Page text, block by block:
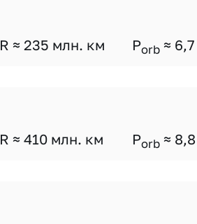
R ≈ 235 млн. км Porb ≈ 6,7
R ≈ 410 млн. км Porb ≈ 8,8